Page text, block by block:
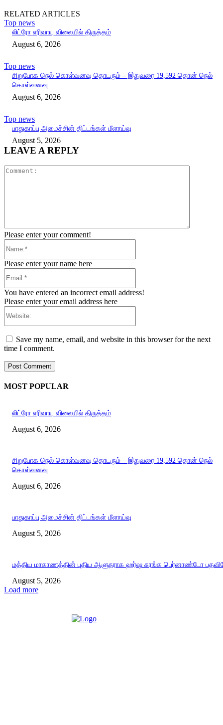
RELATED ARTICLES
Top news
லிட்ரோ எரிவாயு விலையில் திருத்தம்
August 6, 2026
Top news
சிறுபோக நெல் கொள்வனவு தொடரும் – இதுவரை 19,592 தொன் நெல்
கொள்வனவு
August 6, 2026
Top news
பாதுகாப்பு அமைச்சின் திட்டங்கள் மீளாய்வு
August 5, 2026
LEAVE A REPLY
Please enter your comment!
Please enter your name here
You have entered an incorrect email address!
Please enter your email address here
Save my name, email, and website in this browser for the next
time I comment.
MOST POPULAR
லிட்ரோ எரிவாயு விலையில் திருத்தம்
August 6, 2026
சிறுபோக நெல் கொள்வனவு தொடரும் – இதுவரை 19,592 தொன் நெல்
கொள்வனவு
August 6, 2026
பாதுகாப்பு அமைச்சின் திட்டங்கள் மீளாய்வு
August 5, 2026
மத்திய மாகாணத்தின் புதிய ஆளுநராக ஹர்ஷ சுரங்க பெர்னாண்டோ
August 5, 2026
Load more